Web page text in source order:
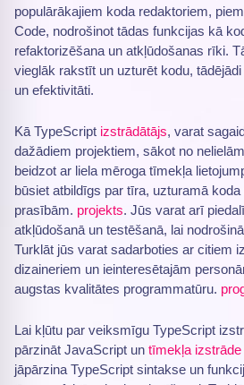
populārākajiem koda redaktoriem,
Code, nodrošinot tādas funkcijas kā
refaktorizēšana un atkļūdošanas rīki.
vieglāk rakstīt un uzturēt kodu,
un efektivitāti.
Kā TypeScript izstrādātājs, varat
dažādiem projektiem, sākot no
beidzot ar liela mēroga tīmekļa
būsiet atbildīgs par tīra, uzturamā
prasībām. projekts. Jūs varat arī
atkļūdošanā un testēšanā, lai
Turklāt jūs varat sadarboties ar citiem
dizaineriem un ieinteresētajām
augstas kvalitātes programmatūru.
Lai kļūtu par veiksmīgu TypeScript
pārzināt JavaScript un tīmekļa izstrāde
jāpārzina TypeScript sintakse un